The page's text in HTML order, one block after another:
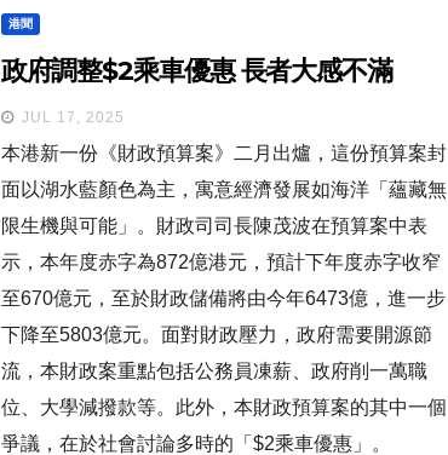
港聞
政府調整$2乘車優惠 長者大感不滿
JUL 17, 2025
本港新一份《財政預算案》二月出爐，這份預算案封
面以湖水藍顏色為主，寓意經濟發展如海洋「蘊藏無
限生機與可能」。財政司司長陳茂波在預算案中表
示，本年度赤字為872億港元，預計下年度赤字收窄
至670億元，至於財政儲備將由今年6473億，進一步
下降至5803億元。面對財政壓力，政府需要開源節
流，本財政案重點包括公務員凍薪、政府削一萬職
位、大學減撥款等。此外，本財政預算案的其中一個
爭議，在於社會討論多時的「$2乘車優惠」。